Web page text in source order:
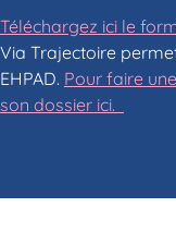
Téléchargez ici le
Via Trajectoire p
EHPAD. Pour faire
son dossier ici.